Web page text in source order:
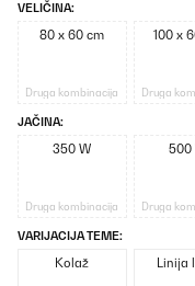
VELIČINA:
80 x 60 cm
Druga kombinacija
100 x
Druga
JAČINA:
350 W
Druga kombinacija
500
Druga
VARIJACIJA TEME:
Kolaž Linija